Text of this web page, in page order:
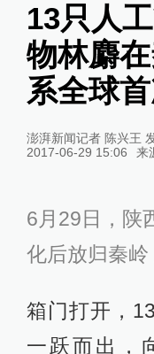
13只人
物林麝
系全球
澎湃新闻记者 陈兴王
2017-06-29 15:06
来
6月29日，陕
化后放归秦岭
箱门打开，
一跃而出，